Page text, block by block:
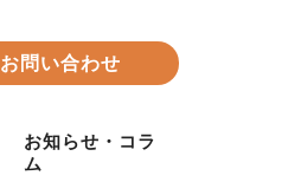
お問い合わせ
お知らせ・コラ
ム